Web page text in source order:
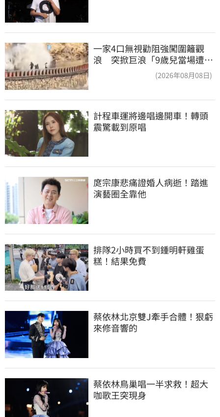
一家4口無視勸阻強闖圍籬觀
浪 突掀巨浪「9歲兒當場遭捲
(2026年08月08日)
計程車運將邊唱邊開車！轉頭
震驚載到原唱
庹宗康悲痛證婚人病逝！踏進
演藝圈全靠他
排隊2小時買不到鍾明軒雞蛋
糕！結果免費
蔡依林北京雙J牽手合體！狠虧
來修音響的
蔡依林鳥巢唱一半求救！超大
咖歌王突現身